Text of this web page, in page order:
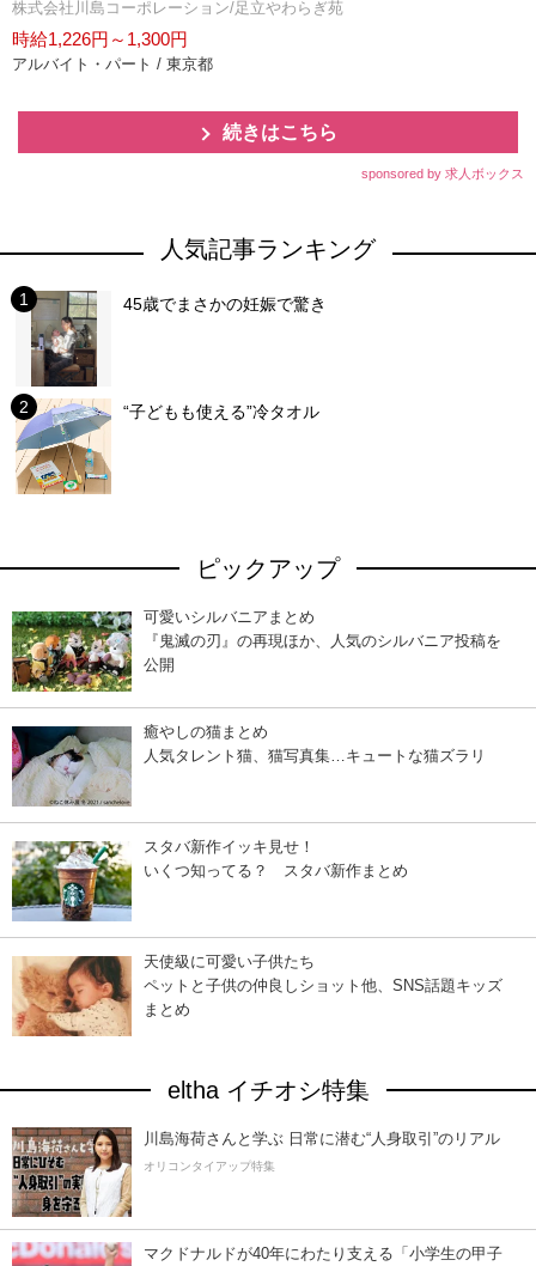
株式会社川島コーポレーション/足立やわらぎ苑
時給1,226円～1,300円
アルバイト・パート / 東京都
続きはこちら
sponsored by 求人ボックス
人気記事ランキング
45歳でまさかの妊娠で驚き
“子どもも使える”冷タオル
ピックアップ
可愛いシルバニアまとめ
『鬼滅の刃』の再現ほか、人気のシルバニア投稿を
公開
癒やしの猫まとめ
人気タレント猫、猫写真集…キュートな猫ズラリ
スタバ新作イッキ見せ！
いくつ知ってる？ スタバ新作まとめ
天使級に可愛い子供たち
ペットと子供の仲良しショット他、SNS話題キッズ
まとめ
eltha イチオシ特集
川島海荷さんと学ぶ 日常に潜む“人身取引”のリアル
オリコンタイアップ特集
マクドナルドが40年にわたり支える「小学生の甲子